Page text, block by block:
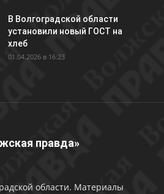
В Волгоградской области
установили новый ГОСТ на
хлеб
01.04.2026 в 16:23
правда»
области. Материалы